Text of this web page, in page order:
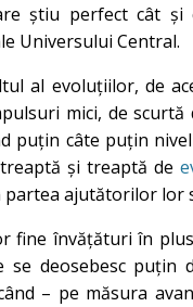
știu perfect cât și
Universului Central.
al evoluțiilor, de
mici, de scurtă
puțin câte puțin
și treaptă de
ajutătorilor lor
fine învățături în
deosebesc puțin
– pe măsura